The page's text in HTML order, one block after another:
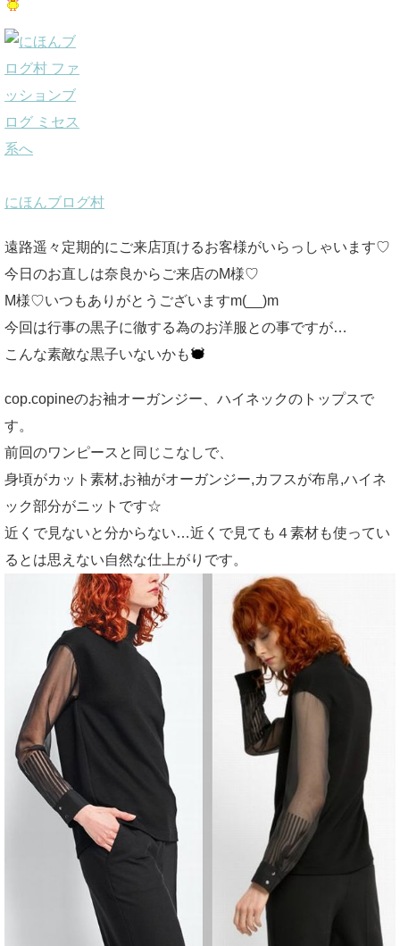
にほんブログ村
遠路遥々定期的にご来店頂けるお客様がいらっしゃいます♡
今日のお直しは奈良からご来店のM様♡
M様♡いつもありがとうございますm(__)m
今回は行事の黒子に徹する為のお洋服との事ですが…
こんな素敵な黒子いないかも
cop.copineのお袖オーガンジー、ハイネックのトップスで
す。
前回のワンピースと同じこなしで、
身頃がカット素材,お袖がオーガンジー,カフスが布帛,ハイネ
ック部分がニットです☆
近くで見ないと分からない…近くで見ても４素材も使ってい
るとは思えない自然な仕上がりです。